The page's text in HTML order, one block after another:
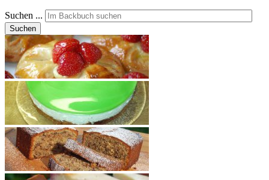
Suchen ...
Suchen